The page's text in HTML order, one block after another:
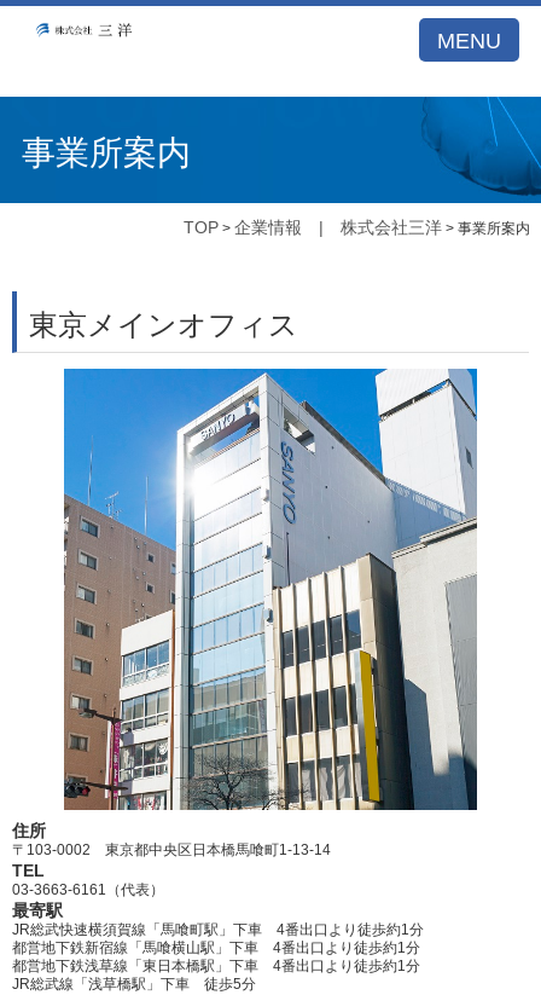
MENU
事業所案内
TOP >企業情報 | 株式会社三洋 > 事業所案内
東京メインオフィス
住所
〒103-0002 東京都中央区日本橋馬喰町1-13-14
TEL
03-3663-6161（代表）
最寄駅
JR総武快速横須賀線「馬喰町駅」下車 4番出口より徒歩約1分
都営地下鉄新宿線「馬喰横山駅」下車 4番出口より徒歩約1分
都営地下鉄浅草線「東日本橋駅」下車 4番出口より徒歩約1分
JR総武線「浅草橋駅」下車 徒歩5分